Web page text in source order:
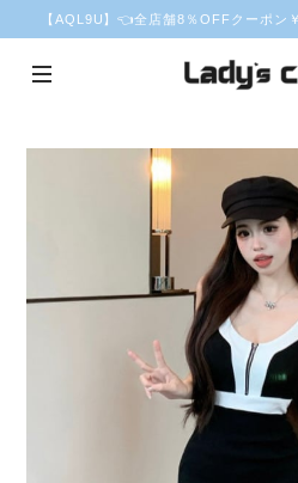
【AQL9U】👈全店舗8％OFFクーポン